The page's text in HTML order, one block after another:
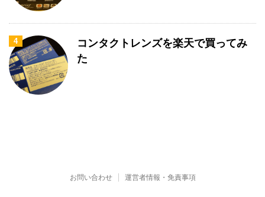
4
コンタクトレンズを楽天で買ってみ
た
お問い合わせ 運営者情報・免責事項